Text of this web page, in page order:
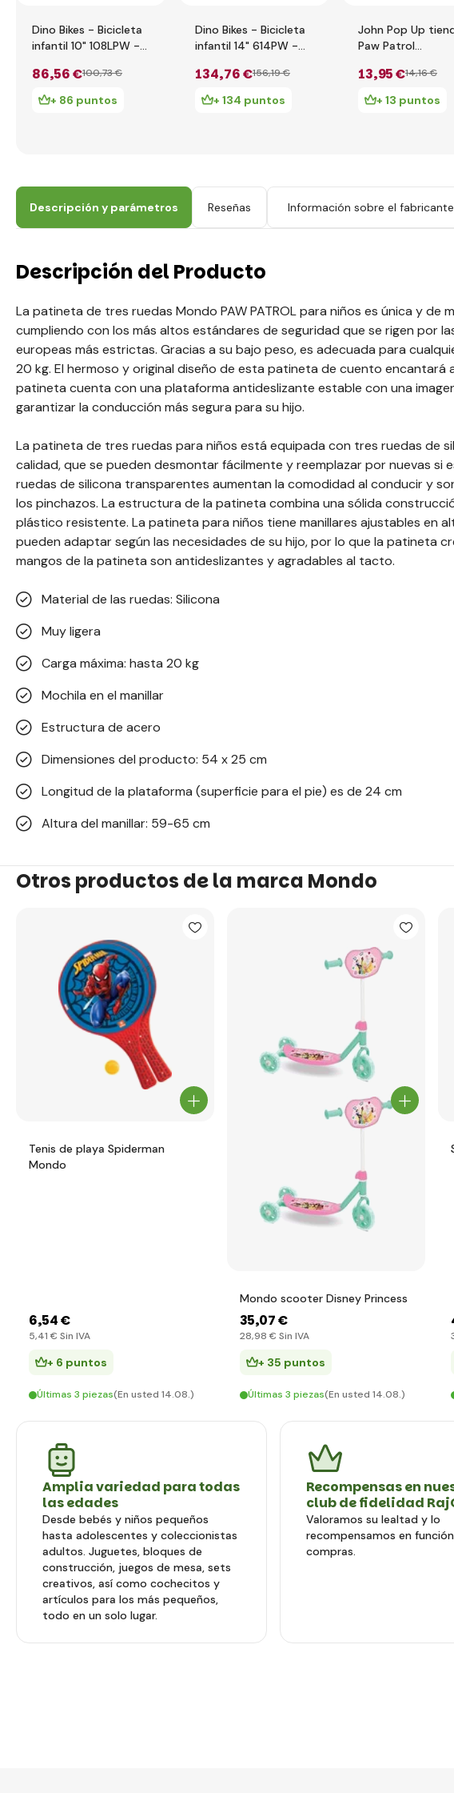
Dino Bikes - Bicicleta
infantil 10" 108LPW -
86,56 €100,73 €
+ 86 puntos
Dino Bikes - Bicicleta
infantil 14" 614PW -
134,76 €156,19 €
+ 134 puntos
John Pop Up
Paw Patrol
13,95 €14,16 €
+ 13 puntos
Descripción y parámetros Reseñas Información sobre el fabricante
Descripción del Producto
La patineta de tres ruedas Mondo PAW PATROL para niños es única y de
cumpliendo con los más altos estándares de seguridad que se rigen por
europeas más estrictas. Gracias a su bajo peso, es adecuada para
20 kg. El hermoso y original diseño de esta patineta de cuento encantará
patineta cuenta con una plataforma antideslizante estable con una
garantizar la conducción más segura para su hijo.
La patineta de tres ruedas para niños está equipada con tres ruedas de
calidad, que se pueden desmontar fácilmente y reemplazar por nuevas si
ruedas de silicona transparentes aumentan la comodidad al conducir y
los pinchazos. La estructura de la patineta combina una sólida
plástico resistente. La patineta para niños tiene manillares ajustables en
pueden adaptar según las necesidades de su hijo, por lo que la patineta
mangos de la patineta son antideslizantes y agradables al tacto.
Material de las ruedas: Silicona
Muy ligera
Carga máxima: hasta 20 kg
Mochila en el manillar
Estructura de acero
Dimensiones del producto: 54 x 25 cm
Longitud de la plataforma (superficie para el pie) es de 24 cm
Altura del manillar: 59-65 cm
Otros productos de la marca Mondo
Tenis de playa Spiderman
Mondo
6,54 €
5,41 € Sin IVA
+ 6 puntos
Últimas 3 piezas(En usted 14.08.)
Mondo scooter Disney Princess
35,07 €
28,98 € Sin IVA
+ 35 puntos
Últimas 3 piezas(En usted 14.08.)
Amplia variedad para todas
las edades
Desde bebés y niños pequeños
hasta adolescentes y coleccionistas
adultos. Juguetes, bloques de
construcción, juegos de mesa, sets
creativos, así como cochecitos y
artículos para los más pequeños,
todo en un solo lugar.
Recompensas en
club de fidelidad
Valoramos su lealtad y lo
recompensamos en
compras.